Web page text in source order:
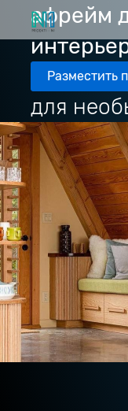
афрейм
Разместить
для